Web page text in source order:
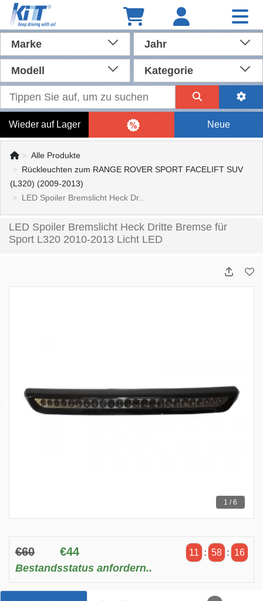
Marke Jahr
Modell Kategorie
Wieder auf Lager Neue
Alle Produkte
Rückleuchten zum RANGE ROVER SPORT FACELIFT SUV
(L320) (2009-2013)
LED Spoiler Bremslicht Heck Dr..
LED Spoiler Bremslicht Heck Dritte Bremse für
Sport L320 2010-2013 Licht LED
1 / 6
€60 €44 11 : 58 : 16
Bestandsstatus anfordern..